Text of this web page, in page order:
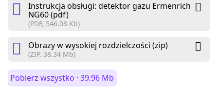
Instrukcja obsługi: detektor gazu Ermenrich
NG60 (pdf)
(PDF, 546.08 Kb)
Obrazy w wysokiej rozdzielczości (zip)
(ZIP, 38.34 Mb)
Pobierz wszystko · 39.96 Mb